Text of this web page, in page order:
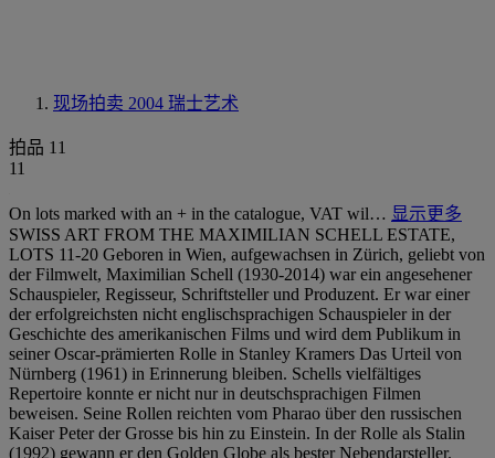
现场拍卖 2004 瑞士艺术
拍品 11
11
On lots marked with an + in the catalogue, VAT wil… 显示更多
SWISS ART FROM THE MAXIMILIAN SCHELL ESTATE,
LOTS 11-20 Geboren in Wien, aufgewachsen in Zürich, geliebt von
der Filmwelt, Maximilian Schell (1930-2014) war ein angesehener
Schauspieler, Regisseur, Schriftsteller und Produzent. Er war einer
der erfolgreichsten nicht englischsprachigen Schauspieler in der
Geschichte des amerikanischen Films und wird dem Publikum in
seiner Oscar-prämierten Rolle in Stanley Kramers Das Urteil von
Nürnberg (1961) in Erinnerung bleiben. Schells vielfältiges
Repertoire konnte er nicht nur in deutschsprachigen Filmen
beweisen. Seine Rollen reichten vom Pharao über den russischen
Kaiser Peter der Grosse bis hin zu Einstein. In der Rolle als Stalin
(1992) gewann er den Golden Globe als bester Nebendarsteller.